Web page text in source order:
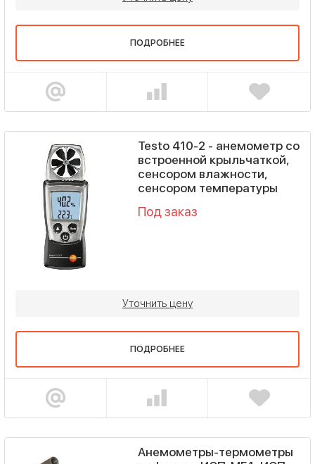
ПОДРОБНЕЕ
Testo 410-2 - анемометр со
встроенной крыльчаткой,
сенсором влажности,
сенсором температуры
Под заказ
Уточнить цену
ПОДРОБНЕЕ
Анемометры-термометры